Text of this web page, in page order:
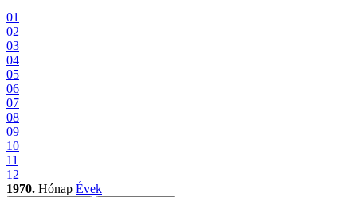
01
02
03
04
05
06
07
08
09
10
11
12
1970. Hónap Évek